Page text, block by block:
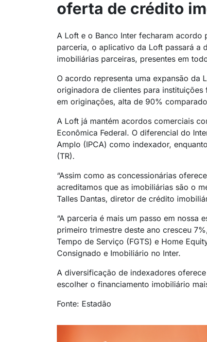
oferta de crédito
A Loft e o Banco Inter fecharam
parceria, o aplicativo da Loft passará a
imobiliárias parceiras, presentes em
O acordo representa uma expansão
originadora de clientes para instituições
em originações, alta de 90%
A Loft já mantém acordos comerciais
Econômica Federal. O diferencial do
Amplo (IPCA) como indexador,
(TR).
“Assim como as concessionárias
acreditamos que as imobiliárias são o
Talles Dantas, diretor de crédito
“A parceria é mais um passo em nossa
primeiro trimestre deste ano cresceu
Tempo de Serviço (FGTS) e Home
Consignado e Imobiliário no Inter.
A diversificação de indexadores
escolher o financiamento imobiliário
Fonte: Estadão